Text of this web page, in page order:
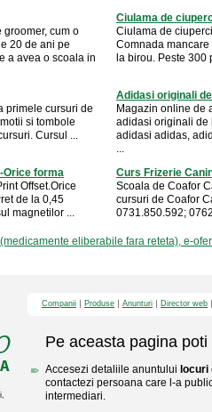
cum o
20 de ani pe
a avea o scoala in
Ciulama de
Ciulama de
Comnada
la birou. Peste 300
primele cursuri de
si tombole
Cursul ...
Adidasi originali
Magazin online de
adidasi originali de
adidasi adidas,
...
Orice forma
Offset.Orice
de la 0,45
magnetilor ...
Curs Frizerie
Scoala de Coafor
cursuri de Coafor
0731.850.592;
eliberabile fara reteta), e-
Companii Produse Anunturi Director web
Pe aceasta pagina poti
Accesezi detaliile anuntului locuri
contactezi persoana care l-a
intermediari.